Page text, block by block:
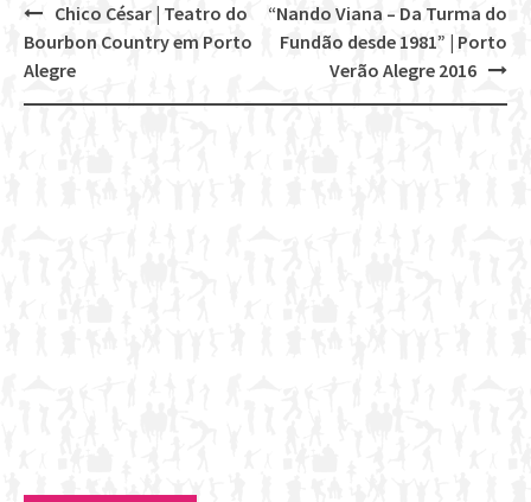
Post
navigation
“Nando Viana – Da Turma do
Fundão desde 1981” | Porto
Verão Alegre 2016
Chico César | Teatro do
Bourbon Country em Porto
Alegre